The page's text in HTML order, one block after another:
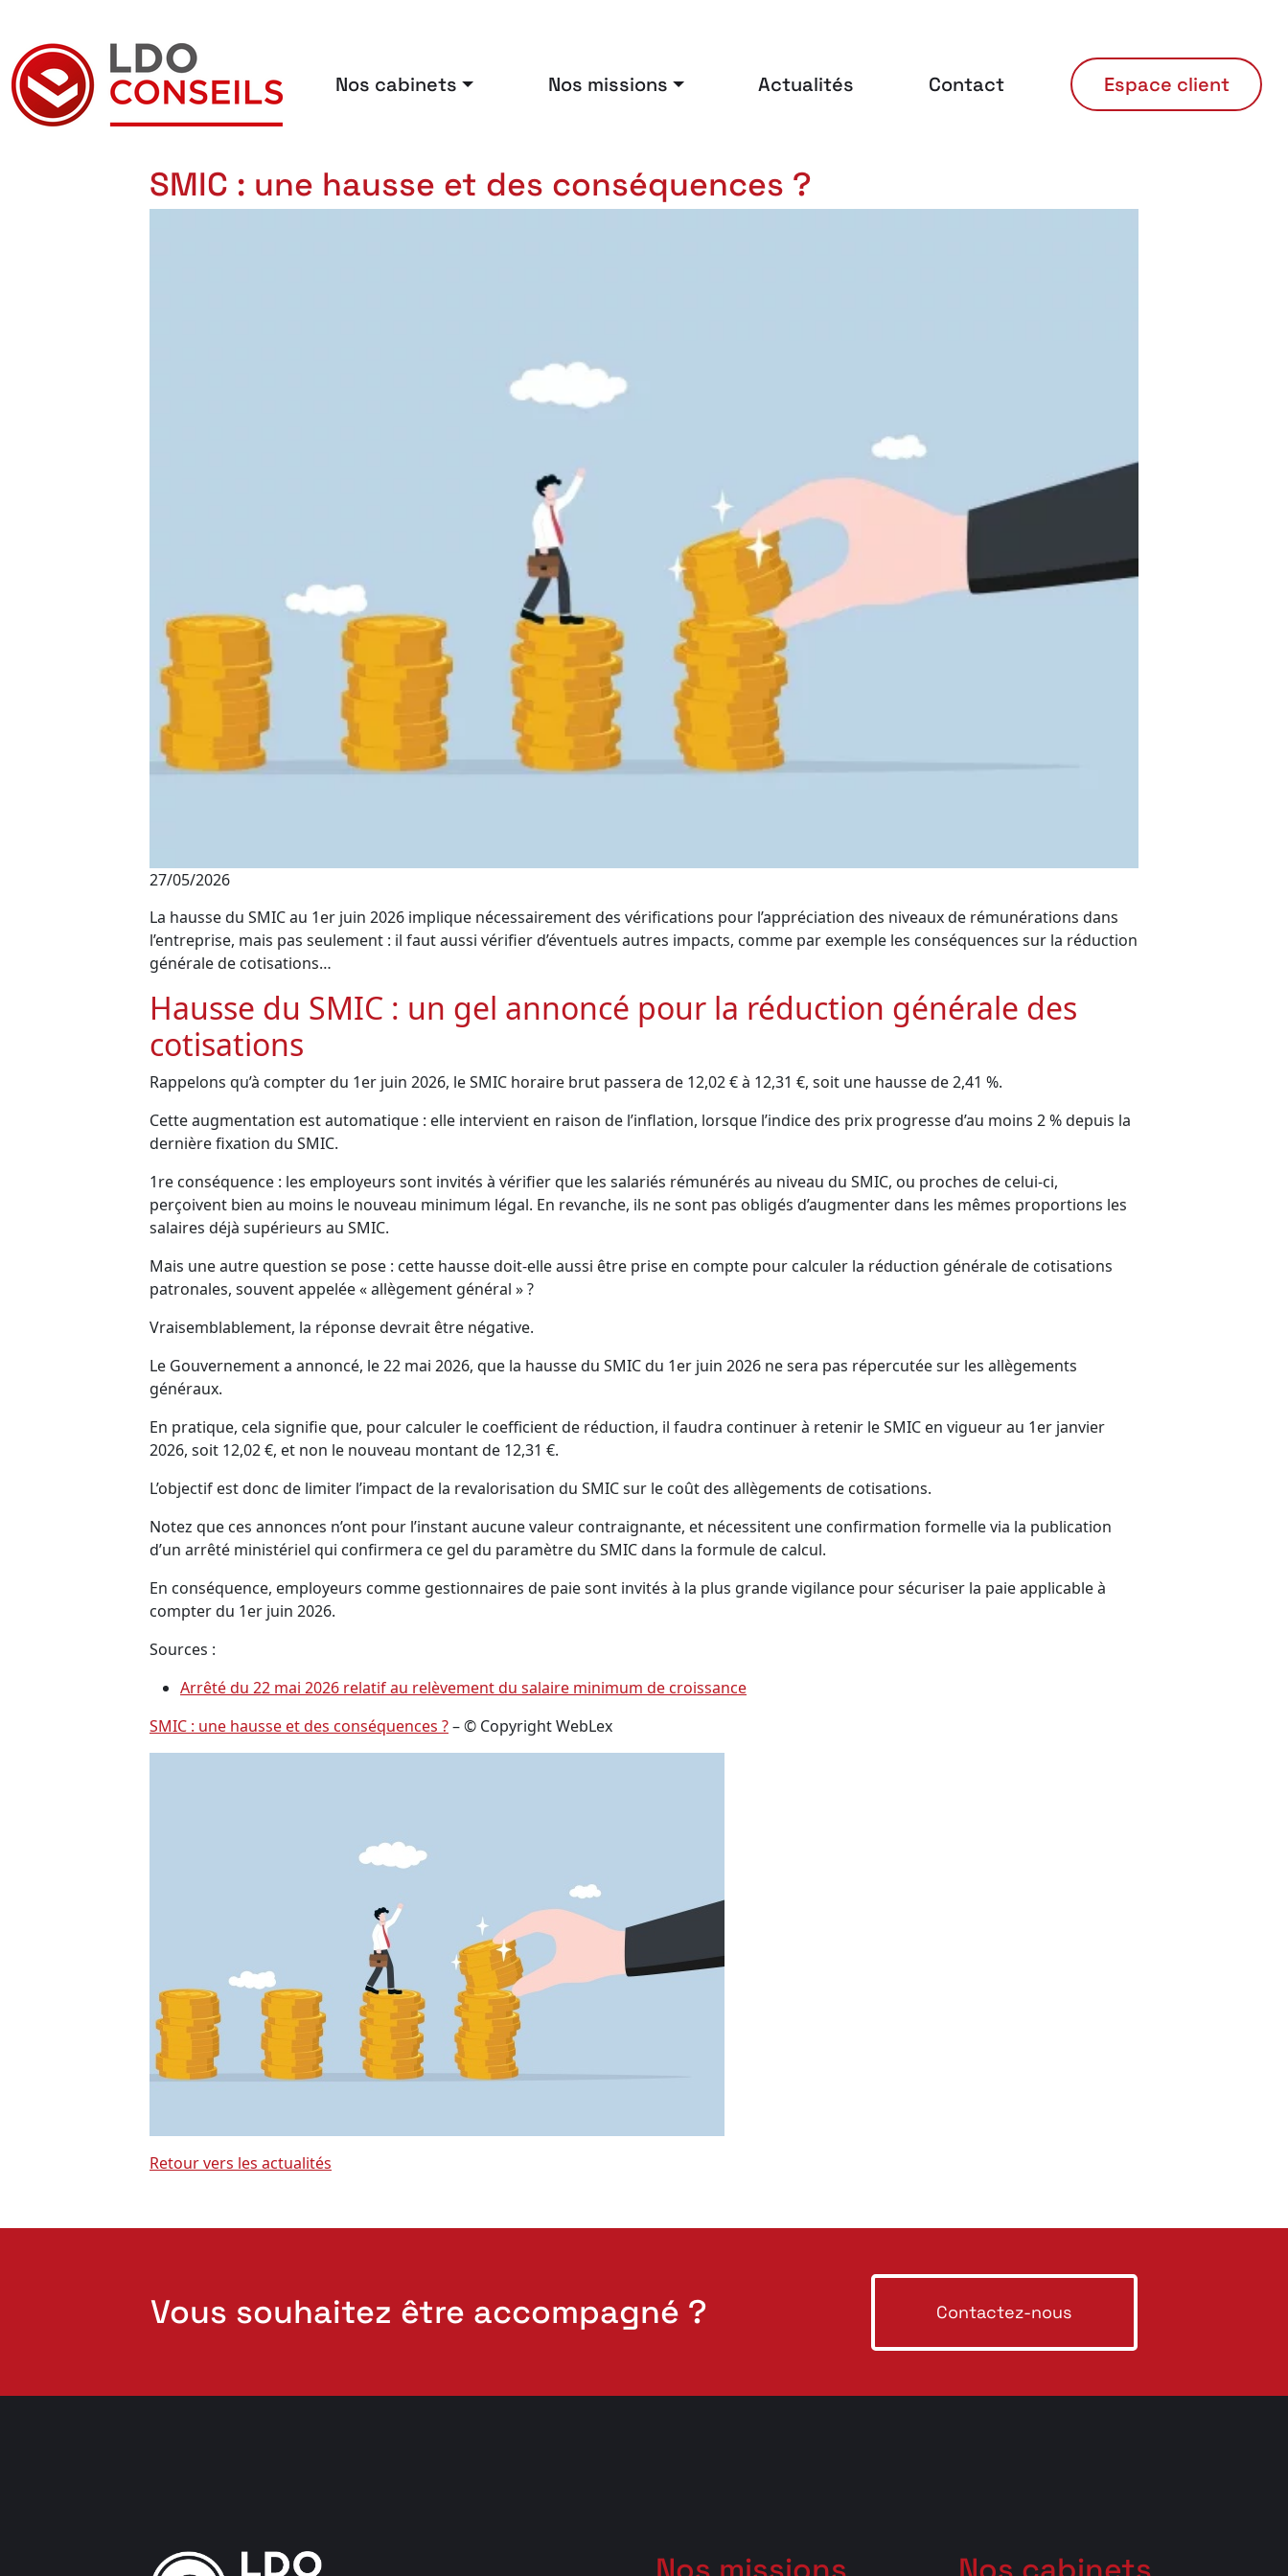
Navigation principale Nos cabinets Nos missions Actualités Contact Espace client
SMIC : une hausse et des conséquences ?
27/05/2026
La hausse du SMIC au 1er juin 2026 implique nécessairement des vérifications pour l’appréciation des niveaux de rémunérations dans
l’entreprise, mais pas seulement : il faut aussi vérifier d’éventuels autres impacts, comme par exemple les conséquences sur la réduction
générale de cotisations…
Hausse du SMIC : un gel annoncé pour la réduction générale des
cotisations
Rappelons qu’à compter du 1er juin 2026, le SMIC horaire brut passera de 12,02 € à 12,31 €, soit une hausse de 2,41 %.
Cette augmentation est automatique : elle intervient en raison de l’inflation, lorsque l’indice des prix progresse d’au moins 2 % depuis la
dernière fixation du SMIC.
1re conséquence : les employeurs sont invités à vérifier que les salariés rémunérés au niveau du SMIC, ou proches de celui-ci,
perçoivent bien au moins le nouveau minimum légal. En revanche, ils ne sont pas obligés d’augmenter dans les mêmes proportions les
salaires déjà supérieurs au SMIC.
Mais une autre question se pose : cette hausse doit-elle aussi être prise en compte pour calculer la réduction générale de cotisations
patronales, souvent appelée « allègement général » ?
Vraisemblablement, la réponse devrait être négative.
Le Gouvernement a annoncé, le 22 mai 2026, que la hausse du SMIC du 1er juin 2026 ne sera pas répercutée sur les allègements
généraux.
En pratique, cela signifie que, pour calculer le coefficient de réduction, il faudra continuer à retenir le SMIC en vigueur au 1er janvier
2026, soit 12,02 €, et non le nouveau montant de 12,31 €.
L’objectif est donc de limiter l’impact de la revalorisation du SMIC sur le coût des allègements de cotisations.
Notez que ces annonces n’ont pour l’instant aucune valeur contraignante, et nécessitent une confirmation formelle via la publication
d’un arrêté ministériel qui confirmera ce gel du paramètre du SMIC dans la formule de calcul.
En conséquence, employeurs comme gestionnaires de paie sont invités à la plus grande vigilance pour sécuriser la paie applicable à
compter du 1er juin 2026.
Sources :
Arrêté du 22 mai 2026 relatif au relèvement du salaire minimum de croissance
SMIC : une hausse et des conséquences ?– © Copyright WebLex
Retour vers les actualités
Vous souhaitez être accompagné ? Contactez-nous